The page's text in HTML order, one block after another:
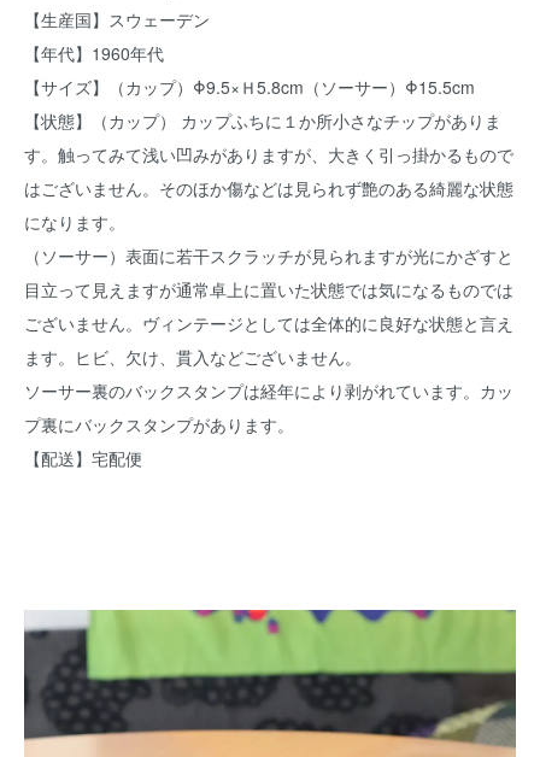
【生産国】スウェーデン
【年代】1960年代
【サイズ】（カップ）Φ9.5×Ｈ5.8cm（ソーサー）Φ15.5cm
【状態】（カップ） カップふちに１か所小さなチップがありま
す。触ってみて浅い凹みがありますが、大きく引っ掛かるもので
はございません。そのほか傷などは見られず艶のある綺麗な状態
になります。
（ソーサー）表面に若干スクラッチが見られますが光にかざすと
目立って見えますが通常卓上に置いた状態では気になるものでは
ございません。ヴィンテージとしては全体的に良好な状態と言え
ます。ヒビ、欠け、貫入などございません。
ソーサー裏のバックスタンプは経年により剥がれています。カッ
プ裏にバックスタンプがあります。
【配送】宅配便